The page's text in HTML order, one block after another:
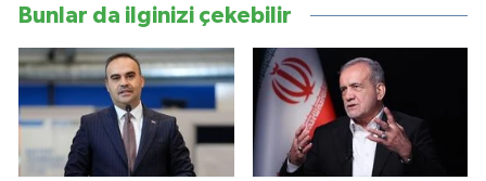
Bunlar da ilginizi çekebilir